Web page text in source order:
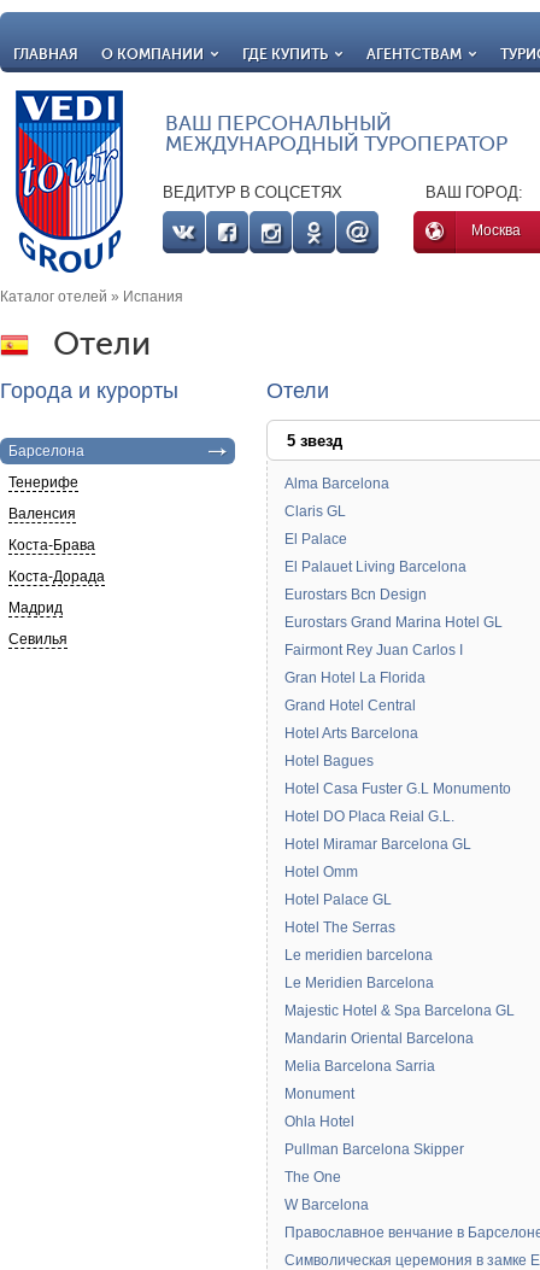
ГЛАВНАЯ О КОМПАНИИ ГДЕ КУПИТЬ АГЕНТСТВАМ
ВАШ ПЕРСОНАЛЬНЫЙ
МЕЖДУНАРОДНЫЙ ТУРОПЕРАТОР
ВЕДИТУР В СОЦСЕТЯХ ВАШ ГОРОД:
Москва
Каталог отелей » Испания
Отели
Города и курорты
Барселона
Тенерифе
Валенсия
Коста-Брава
Коста-Дорада
Мадрид
Севилья
Отели
5 звезд
Alma Barcelona
Claris GL
El Palace
El Palauet Living Barcelona
Eurostars Bcn Design
Eurostars Grand Marina Hotel GL
Fairmont Rey Juan Carlos I
Gran Hotel La Florida
Grand Hotel Central
Hotel Arts Barcelona
Hotel Bagues
Hotel Casa Fuster G.L Monumento
Hotel DO Placa Reial G.L.
Hotel Miramar Barcelona GL
Hotel Omm
Hotel Palace GL
Hotel The Serras
Le meridien barcelona
Le Meridien Barcelona
Majestic Hotel & Spa Barcelona GL
Mandarin Oriental Barcelona
Melia Barcelona Sarria
Monument
Ohla Hotel
Pullman Barcelona Skipper
The One
W Barcelona
Православное венчание в
Символическая церемония в замке